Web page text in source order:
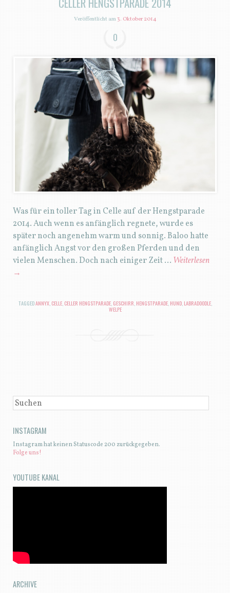
Veröffentlicht am3. Oktober 2014
0
Was für ein toller Tag in Celle auf der Hengstparade
2014. Auch wenn es anfänglich regnete, wurde es
später noch angenehm warm und sonnig. Baloo hatte
anfänglich Angst vor den großen Pferden und den
vielen Menschen. Doch nach einiger Zeit … Weiterlesen
→
TAGGEDANNYX, CELLE, CELLER HENGSTPARADE, GESCHIRR HENGSTPARADE, HUND, LABRADOODLE,
WELPE
SUCHEN
INSTAGRAM
Instagram hat keinen Statuscode 200 zurückgegeben.
Folge uns!
YOUTUBE KANAL
ARCHIVE